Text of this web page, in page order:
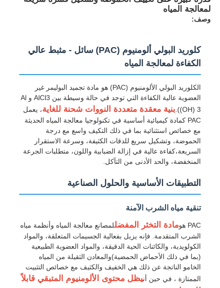
منزل
المنتجات
أشرطة فيديو
لمعالجة المياه
وصف:
كلوريد البولي ألومنيوم (PAC) سائل - مثبط عالي
الكفاءة لمعالجة المياه
الكلوريد البولي الألومنيوم (PAC) هو مادة تجميد البوليمر غير
العضوية عالية الكفاءة التي توجد في حالة وسيطة بين AlCl3 و Al
((OH) 3. بنية معقدة متعددة النووات شحنة للغاية، يعمل
PAC كمادة كيميائية أساسية في تكنولوجيا معالجة المياه الحديثة
مع خصائص استثنائية بما في ذلك التكيف واسع مع درجة
الحموضة، وتشكيل سريع للدقات الكثيفة، وسرعة الاستقرار
السريعة،كفاءة عالية في إزالة الضبابية واللون، متطلبات الجرعة
المنخفضة، والحد الأدنى من التآكل.
التطبيقات الأساسية والحلول الصناعية
تنقية مياه الشرب الآمنة
PAC هو مادة التخثر المفضللمصانع معالجة المياه وأنظمة مياه
الشرب المتقدمة. فإنه يزيل بفعالية الجسيمات المتعلقة، والمواد
الكولويدية، والكائنات الحية الدقيقة، والمواد العضوية الطبيعية
(بما في ذلك الأحماض الحمضية)والمعادن الثقيلة من المياه
الخامو الناتجة عن ذلك هي الخفيف والكثيف مع خصائص التثبيت
الممتازة ، في حين أنيظل محتوى الألومنيوم المتبقي قابلاً